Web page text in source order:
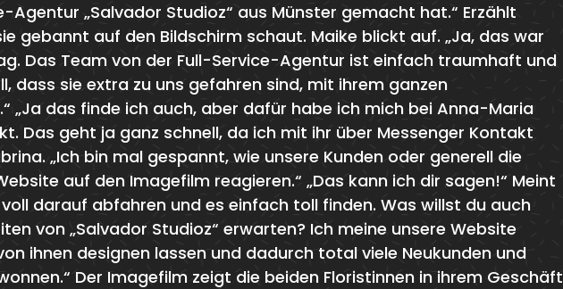
Agentur „Salvador Studioz“ aus Münster gemacht hat.“ Erzählt
gebannt auf den Bildschirm schaut. Maike blickt auf. „Ja, das war
Das Team von der Full-Service-Agentur ist einfach traumhaft und
dass sie extra zu uns gefahren sind, mit ihrem ganzen
„Ja das finde ich auch, aber dafür habe ich mich bei Anna-Maria
Das geht ja ganz schnell, da ich mit ihr über Messenger Kontakt
„Ich bin mal gespannt, wie unsere Kunden oder generell die
auf den Imagefilm reagieren.“ „Das kann ich dir sagen!“ Meint
voll darauf abfahren und es einfach toll finden. Was willst du auch
von „Salvador Studioz“ erwarten? Ich meine unsere Website
ihnen designen lassen und dadurch total viele Neukunden und
Der Imagefilm zeigt die beiden Floristinnen in ihrem Geschäft